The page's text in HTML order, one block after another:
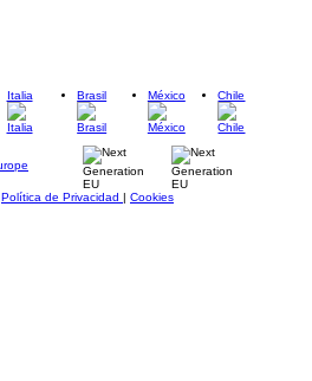
Italia Brasil México Chile
Política de Privacidad | Cookies